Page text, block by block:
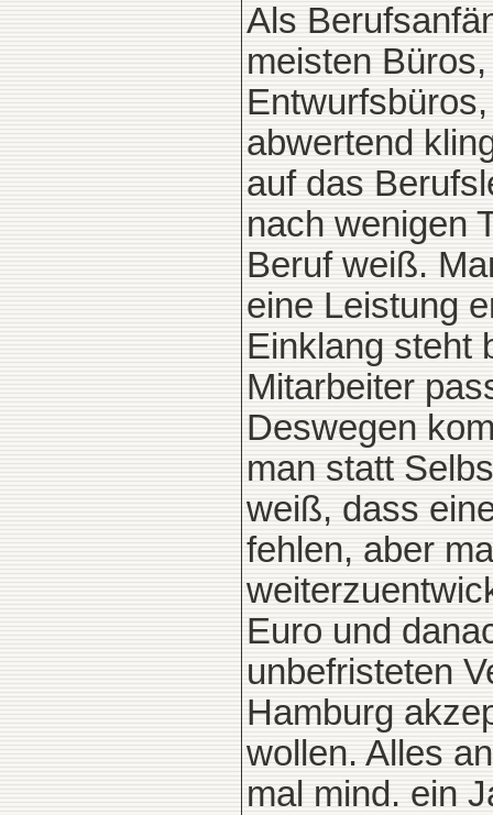
Als
meisten
abwertend
auf das
nach wenigen
Beruf weiß.
eine Leistung
Einklang steht
Mitarbeiter
Deswegen
man statt
weiß, dass
fehlen, aber
Euro und
unbefristeten
Hamburg
wollen. Alles
mal mind. ein